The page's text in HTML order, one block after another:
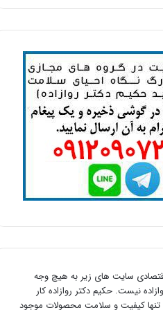
سایت های زیر به هیچ وجه
نیست. حکیم دکتر روازاده کار
تنها کیفیت و سلامت محصولات موجود